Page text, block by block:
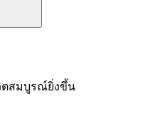
ตสมบูรณ์ยิ่งขึ้น